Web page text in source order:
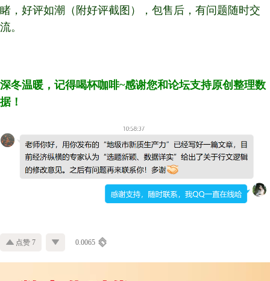
睹，好评如潮（附好评截图），包售后，有问题随时交
流。
深冬温暖，记得喝杯咖啡~感谢您和论坛支持原创整理数
据！
点赞 7 0.0065